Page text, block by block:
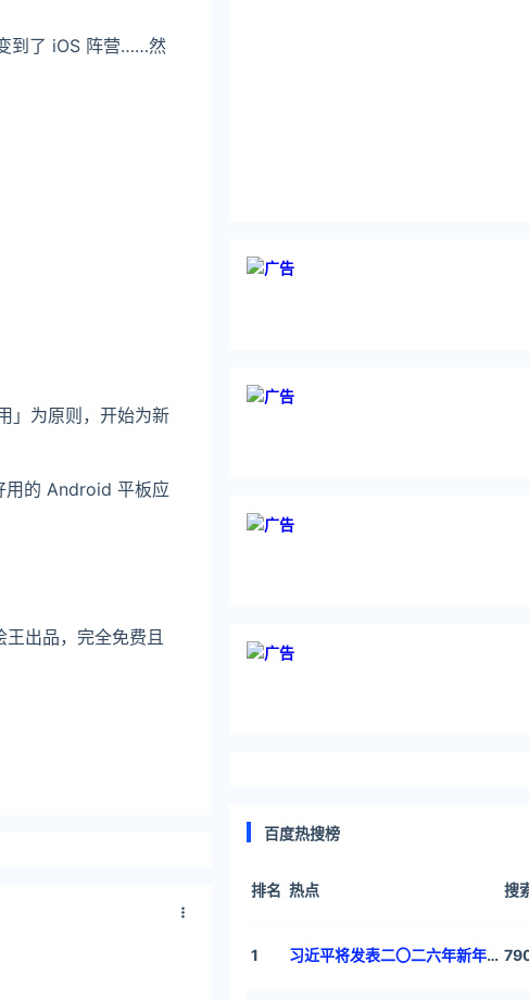
到了 iOS 阵营……然
」为原则，开始为新
用的 Android 平板应
出品，完全免费且
的工具栏，不过个
作图工具。对称作
百度热搜榜
排名 热点 搜
1 习近平将发表二〇二六年新年贺词